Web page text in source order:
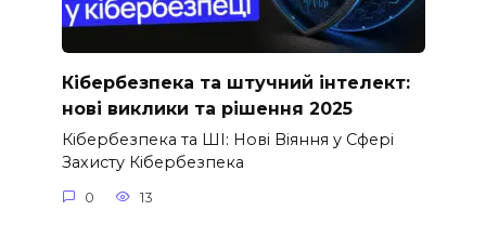
Кібербезпека та штучний інтелект:
нові виклики та рішення 2025
Кібербезпека та ШІ: Нові Віяння у Сфері
Захисту Кібербезпека
0 13